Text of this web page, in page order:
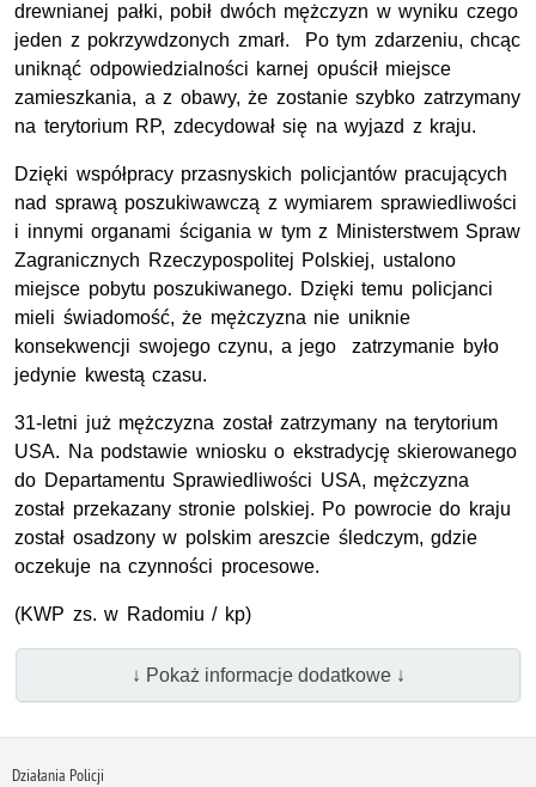
drewnianej pałki, pobił dwóch mężczyzn w wyniku czego
jeden z pokrzywdzonych zmarł. Po tym zdarzeniu, chcąc
uniknąć odpowiedzialności karnej opuścił miejsce
zamieszkania, a z obawy, że zostanie szybko zatrzymany
na terytorium RP, zdecydował się na wyjazd z kraju.
Dzięki współpracy przasnyskich policjantów pracujących
nad sprawą poszukiwawczą z wymiarem sprawiedliwości
i innymi organami ścigania w tym z Ministerstwem Spraw
Zagranicznych Rzeczypospolitej Polskiej, ustalono
miejsce pobytu poszukiwanego. Dzięki temu policjanci
mieli świadomość, że mężczyzna nie uniknie
konsekwencji swojego czynu, a jego zatrzymanie było
jedynie kwestą czasu.
31-letni już mężczyzna został zatrzymany na terytorium
USA. Na podstawie wniosku o ekstradycję skierowanego
do Departamentu Sprawiedliwości USA, mężczyzna
został przekazany stronie polskiej. Po powrocie do kraju
został osadzony w polskim areszcie śledczym, gdzie
oczekuje na czynności procesowe.
(KWP zs. w Radomiu / kp)
↓ Pokaż informacje dodatkowe ↓
Działania Policji